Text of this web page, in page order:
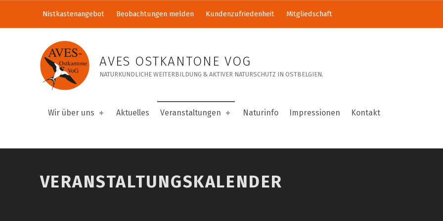
Veranstaltungskalender – AVES Ostkantone VoG
AVES OSTKANTONE VOG
NATURKUNDLICHE WEITERBILDUNG & AKTIVER NATURSCHUTZ IN OSTBELGIEN.
Wir über uns Aktuelles Veranstaltungen Naturinfo Impressionen Kontakt
Nistkastenangebot Beobachtungen melden Kundenzufriedenheit Mitgliedschaft
VERANSTALTUNGSKALENDER